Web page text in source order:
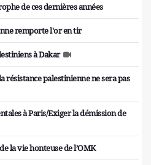
de ces dernières années
remporte l'or en tir
à Dakar
résistance palestinienne ne sera pas
à Paris/Exiger la démission de
la vie honteuse de l’OMK